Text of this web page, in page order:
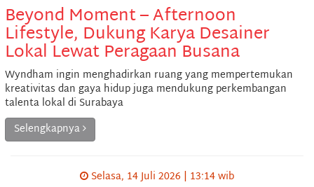
Beyond Moment – Afternoon
Lifestyle, Dukung Karya Desainer
Lokal Lewat Peragaan Busana
Wyndham ingin menghadirkan ruang yang mempertemukan
kreativitas dan gaya hidup juga mendukung perkembangan
talenta lokal di Surabaya
Selengkapnya
Selasa, 14 Juli 2026 | 13:14 wib